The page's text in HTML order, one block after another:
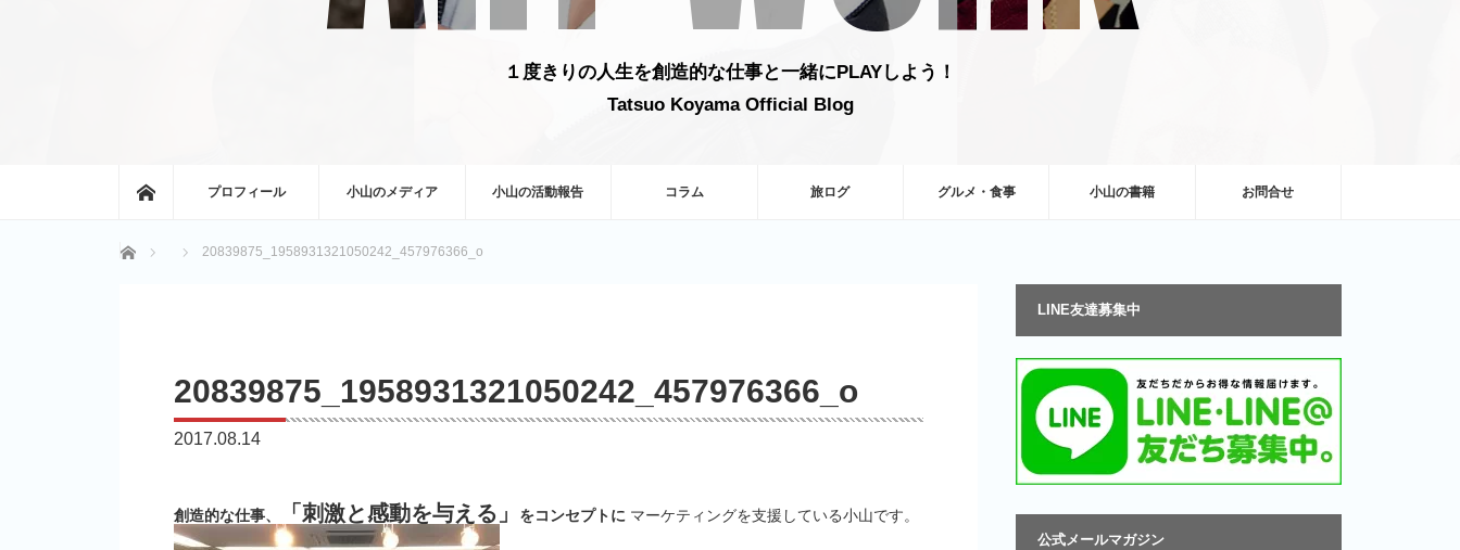
１度きりの人生を創造的な仕事と一緒にPLAYしよう！
Tatsuo Koyama Official Blog
ホームプロフィール 小山のメディア 小山の活動報告 コラム 旅ログ グルメ・食事 小山の書籍 お問合せ
ホーム 20839875_1958931321050242_457976366_o
20839875_1958931321050242_457976366_o
2017.08.14
創造的な仕事、 「刺激と感動を与える」 をコンセプトに マーケティングを支援している小山です。
LINE友達募集中
公式メールマガジン